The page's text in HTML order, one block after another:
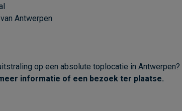
Antwerpen
op een absolute toplocatie in Antwerpen?
informatie of een bezoek ter plaatse.